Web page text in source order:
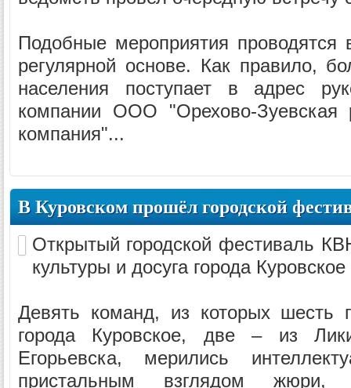
Подобные мероприятия проводятся
регулярной основе. Как правило,
населения поступает в адрес
компании ООО "Орехово-Зуевская
компания"...
В Куровском прошёл городской
Открытый городской фестиваль
культуры и досуга города Куровское
Девять команд, из которых шесть
города Куровское, две – из
Егорьевска, мерились
пристальным взглядом жюри,